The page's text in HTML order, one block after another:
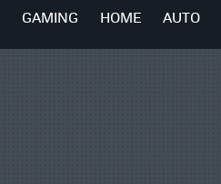
GAMING HOME AUTO